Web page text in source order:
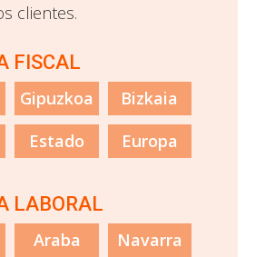
clientes.
FISCAL
Gipuzkoa
Bizkaia
Estado Europa
LABORAL
Araba
Navarra